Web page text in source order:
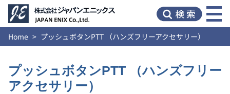
Home プッシュボタンPTT （ハンズフリーアクセサリー）
プッシュボタンPTT （ハンズフリー
アクセサリー）